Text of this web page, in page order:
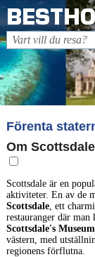
Förenta
Om Scottsdale
Scottsdale är en
aktiviteter. En av de
Scottsdale, ett
restauranger där man
Scottsdale's
västern, med
regionens förflutna.